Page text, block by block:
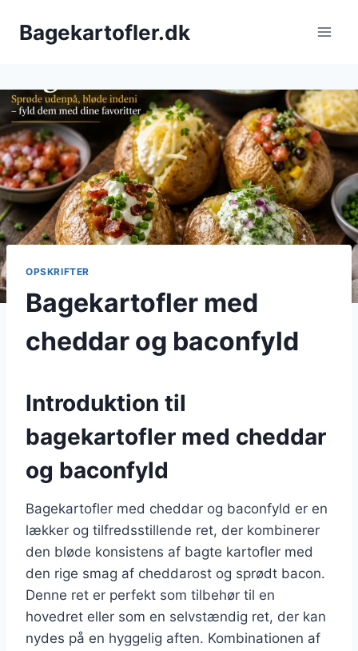
Bagekartofler.dk
OPSKRIFTER
Bagekartofler med
cheddar og baconfyld
Introduktion til
bagekartofler med cheddar
og baconfyld
Bagekartofler med cheddar og baconfyld er en
lækker og tilfredsstillende ret, der kombinerer
den bløde konsistens af bagte kartofler med
den rige smag af cheddarost og sprødt bacon.
Denne ret er perfekt som tilbehør til en
hovedret eller som en selvstændig ret, der kan
nydes på en hyggelig aften. Kombinationen af